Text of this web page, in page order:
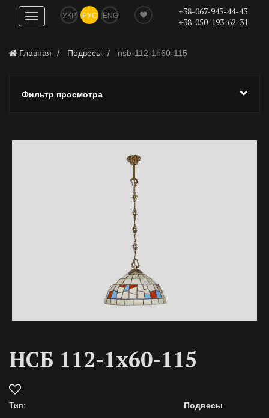
Показать
навигацию
УКР РУС ENG
+38-067-945-44-43
+38-050-193-62-31
Главная Подвесы nsb-112-1h60-115
Фильтр просмотра
НСБ 112-1х60-115
Тип:
Подвесы